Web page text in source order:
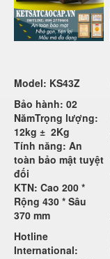
Model: KS43Z
Bảo hành: 02
NămTrọng lượng:
12kg ± 2Kg
Tính năng: An
toàn bảo mật tuyệt
đối
KTN: Cao 200 *
Rộng 430 * Sâu
370 mm
Hotline
International: